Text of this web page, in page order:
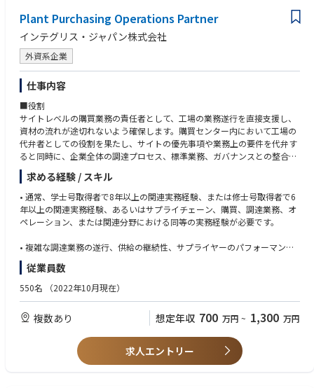
•全ての主要なステークホルダーに対して適切に対応する。
•製品知識・スキルの習得など積極的に自己啓発を行う
•活動によって再現性のある成功例は積極的にチーム内で共有する
•会社のビジネス方針・手順・ルールなどの関連事項を常に把握し、100%
遵守した実施を保証する。
■望ましい条件 Preferred Qualification
•募集勤務地における、血液癌領域もしくはオンコロジー領域における勤
務経験およびネットワークを有している
•多発性骨髄腫／骨髄繊維症での活動経験
•デジタル/オムニチャネルアプローチによる営業経験
Plant Purchasing Operations Partner
インテグリス・ジャパン株式会社
外資系企業
仕事内容
■役割
サイトレベルの購買業務の責任者として、工場の業務遂行を直接支援し、
資材の流れが途切れないよう確保します。購買センター内において工場の
代弁者としての役割を果たし、サイトの優先事項や業務上の要件を代弁す
ると同時に、企業全体の調達プロセス、標準業務、ガバナンスとの整合性
を確保します。生産スケジュール、顧客への約束、在庫状況、および業務
パフォーマンスに影響を及ぼす複雑な供給および業務上の課題の解決を主
導します。計画、運用、品質、物流、および調達業務の各チームと緊密に
連携し、リスクを軽減し、エスカレーションを調整するとともに、供給制
約、品不足、および納品に関する問題の迅速な解決を推進します。直接的
し、一貫した実行慣行、サプライヤーのパフォーマンスリスクに対する可
します。サプライチェーン全体におけるサービス、信頼性、および実行効
率を向上させる継続的改善の取り組みを支援します。
• 供給制約、資材不足、在庫リスク、生産に影響を及ぼす混乱など、供給
のエスカレーション管理を調整・推進し、問題の迅速な解決を図る。
求める経験 / スキル
• 通常、学士号取得者で8年以上の関連実務経験、または修士号取得者で6
年以上の関連実務経験、あるいはサプライチェーン、購買、調達業務、オ
ペレーション、または関連分野における同等の実務経験が必要です。
• 複雑な調達業務の遂行、供給の継続性、サプライヤーのパフォーマン
ス、および例外管理といった課題への対応実績があること。
• 調達業務、購買プロセス、供給計画の概念、およびERP/MRPシステム
• 企画、運用、品質、物流、財務、調達の各チームにまたがる部門横断的
な課題解決を主導し、ステークホルダーに働きかけた経験。
従業員数
550名 （2022年10月現在）
複数あり 想定年収 700 万円 ~ 1,300 万円
求人エントリー